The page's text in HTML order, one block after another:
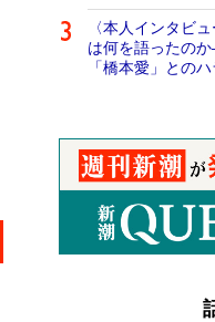
〈本人インタビ
は何を語ったの
「橋本愛」との